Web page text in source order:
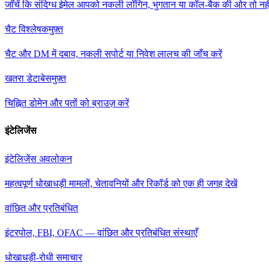
जाँचें कि संदिग्ध ईमेल आपको नकली लॉगिन, भुगतान या कॉल-बैक की ओर तो
चैट विश्लेषकमुफ़्त
चैट और DM में दबाव, नकली सपोर्ट या निवेश लालच की जाँच करें
खतरा डेटाबेसमुफ़्त
चिह्नित डोमेन और पतों को ब्राउज़ करें
इंटेलिजेंस
इंटेलिजेंस अवलोकन
महत्वपूर्ण धोखाधड़ी मामलों, चेतावनियों और रिकॉर्ड को एक ही जगह देखें
वांछित और प्रतिबंधित
इंटरपोल, FBI, OFAC — वांछित और प्रतिबंधित संस्थाएँ
धोखाधड़ी-रोधी समाचार